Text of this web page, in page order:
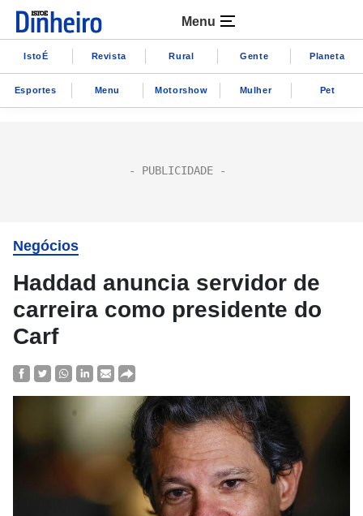
Menu
IstoÉ Revista Rural Gente Planeta
Esportes Menu Motorshow Mulher Pet
Negócios
Haddad anuncia servidor de
carreira como presidente do
Carf